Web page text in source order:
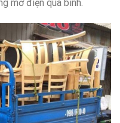
mở điện qua bình.